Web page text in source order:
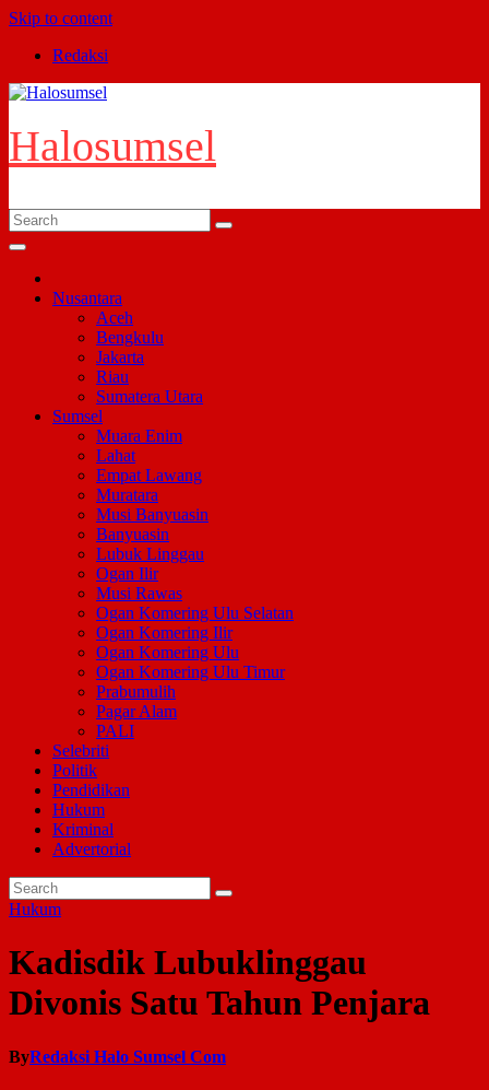
Skip to content
Redaksi
Halosumsel
Nusantara
Aceh
Bengkulu
Jakarta
Riau
Sumatera Utara
Sumsel
Muara Enim
Lahat
Empat Lawang
Muratara
Musi Banyuasin
Banyuasin
Lubuk Linggau
Ogan Ilir
Musi Rawas
Ogan Komering Ulu Selatan
Ogan Komering Ilir
Ogan Komering Ulu
Ogan Komering Ulu Timur
Prabumulih
Pagar Alam
PALI
Selebriti
Politik
Pendidikan
Hukum
Kriminal
Advertorial
Hukum
Kadisdik Lubuklinggau
Divonis Satu Tahun Penjara
ByRedaksi Halo Sumsel Com